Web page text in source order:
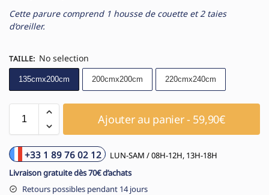
Cette parure comprend 1 housse de couette et 2 taies
d’oreiller.
TAILLE: No selection
135cmx200cm 200cmx200cm 220cmx240cm
Ajouter au panier - 59,90€
+33 1 89 76 02 12
LUN-SAM / 08H-12H, 13H-18H
Livraison gratuite dès 70€ d’achats
Retours possibles pendant 14 jours